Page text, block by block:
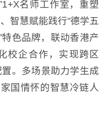
名师工作室，重塑
智慧赋能践行“德学五
特色品牌，联动香港产
校企合作，实现跨区
。多场景助力学生成
国情怀的智慧冷链人